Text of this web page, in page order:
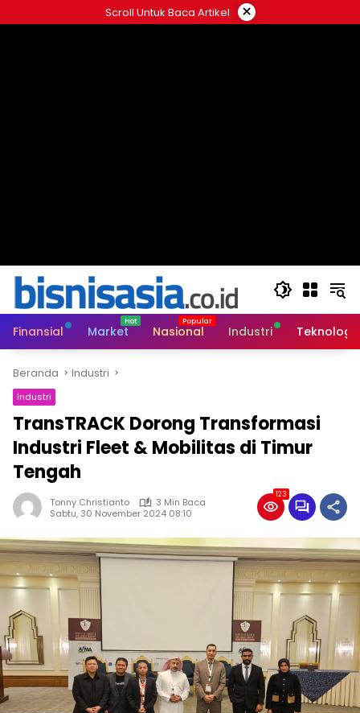
ke
Scroll Untuk Baca Artikel ×
Finansial Market Nasional Industri Teknologi
Beranda Industri
Industri
TransTRACK Dorong Transformasi
Industri Fleet & Mobilitas di Timur
Tengah
Tonny Christianto
3 Min Baca
Sabtu, 30 November 2024 08:10
123